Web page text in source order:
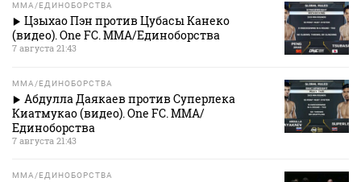
MMA/ЕДИНОБОРСТВА
Цзыхао Пэн против Цубасы Канеко
(видео). One FC. MMA/Единоборства
7 августа 21:43
MMA/ЕДИНОБОРСТВА
Абдулла Даякаев против Суперлека
Киатмукао (видео). One FC. MMA/
Единоборства
7 августа 21:43
MMA/ЕДИНОБОРСТВА